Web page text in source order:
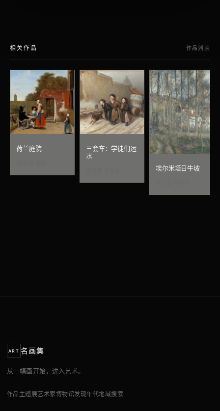
相关作品 作品列表
荷兰庭院
三套车：学徒们运
水
埃尔米塔日牛坡
ART 名画集
从一幅画开始，进入艺术。
作品 主题展艺术家博物馆发现年代地域搜索